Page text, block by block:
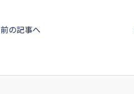
前の記事へ